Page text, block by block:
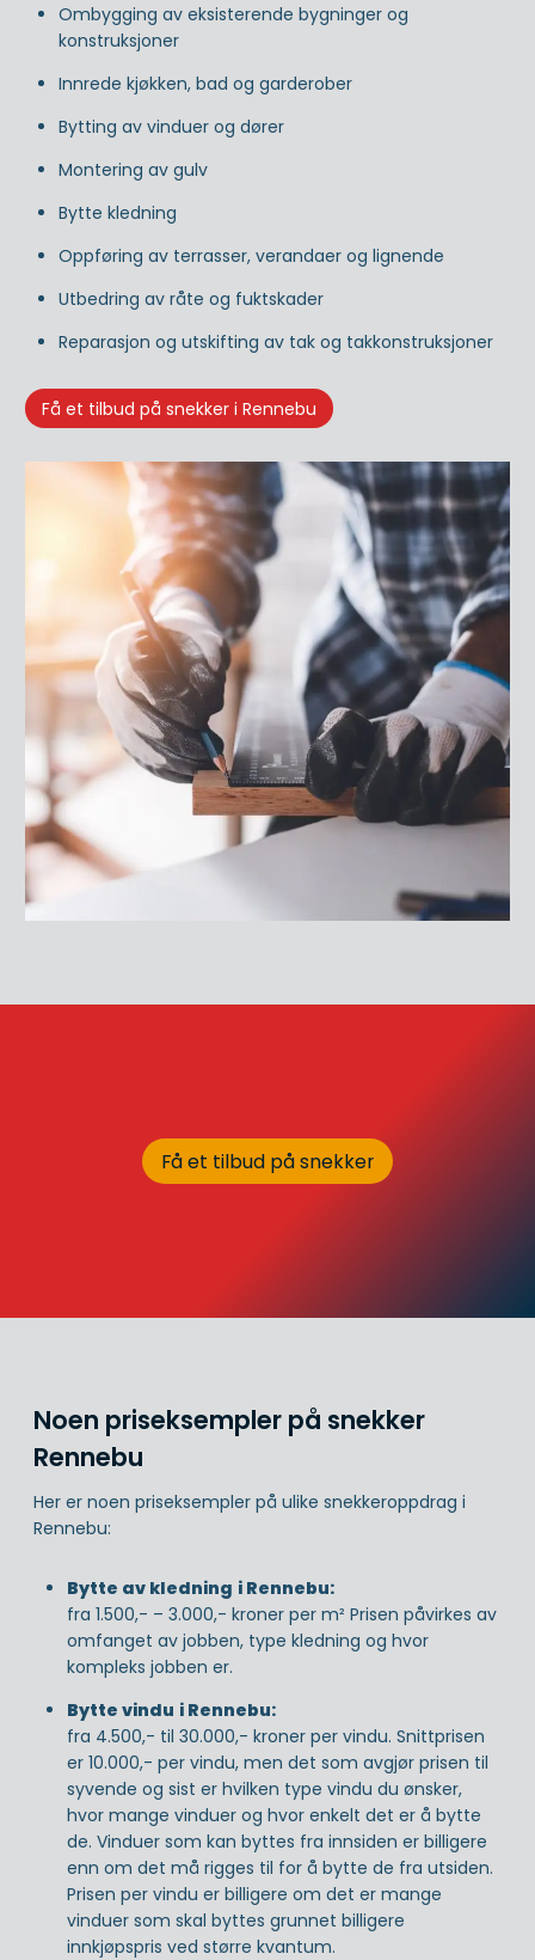
Ombygging av eksisterende bygninger og
konstruksjoner
Innrede kjøkken, bad og garderober
Bytting av vinduer og dører
Montering av gulv
Bytte kledning
Oppføring av terrasser, verandaer og lignende
Utbedring av råte og fuktskader
Reparasjon og utskifting av tak og takkonstruksjoner
Få et tilbud på snekker i Rennebu
Få et tilbud på snekker
Noen priseksempler på snekker
Rennebu
Her er noen priseksempler på ulike snekkeroppdrag i
Rennebu:
Bytte av kledning i Rennebu:
fra 1.500,- – 3.000,- kroner per m² Prisen påvirkes av
omfanget av jobben, type kledning og hvor
kompleks jobben er.
Bytte vindu i Rennebu:
fra 4.500,- til 30.000,- kroner per vindu. Snittprisen
er 10.000,- per vindu, men det som avgjør prisen til
syvende og sist er hvilken type vindu du ønsker,
hvor mange vinduer og hvor enkelt det er å bytte
de. Vinduer som kan byttes fra innsiden er billigere
enn om det må rigges til for å bytte de fra utsiden.
Prisen per vindu er billigere om det er mange
vinduer som skal byttes grunnet billigere
innkjøpspris ved større kvantum.